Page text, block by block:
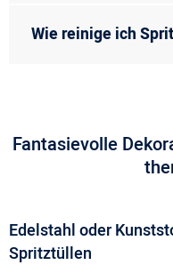
Wie reinige ich
Fantasievolle
Edelstahl oder
Spritztüllen